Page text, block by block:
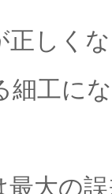
正しく
細工に
最大の